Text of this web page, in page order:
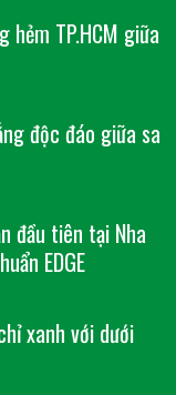
TP.HCM giữa
độc đáo giữa sa
đầu tiên tại Nha
EDGE
xanh với dưới